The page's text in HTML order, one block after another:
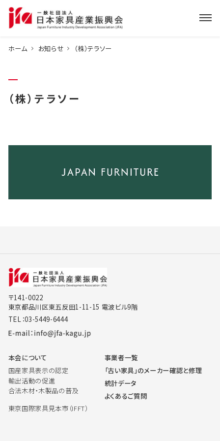
ホーム お知らせ （株）テラソー
（株）テラソー
〒141-0022
東京都品川区東五反田1-11-15 電波ビル9階
TEL：03-5449-6444
本会について
国産家具表示の認定
輸出活動の促進
合法木材・木製品の普及
東京国際家具見本市（IFFT）
事業者一覧
「古い家具」のメーカー確認と修理
統計データ
よくあるご質問